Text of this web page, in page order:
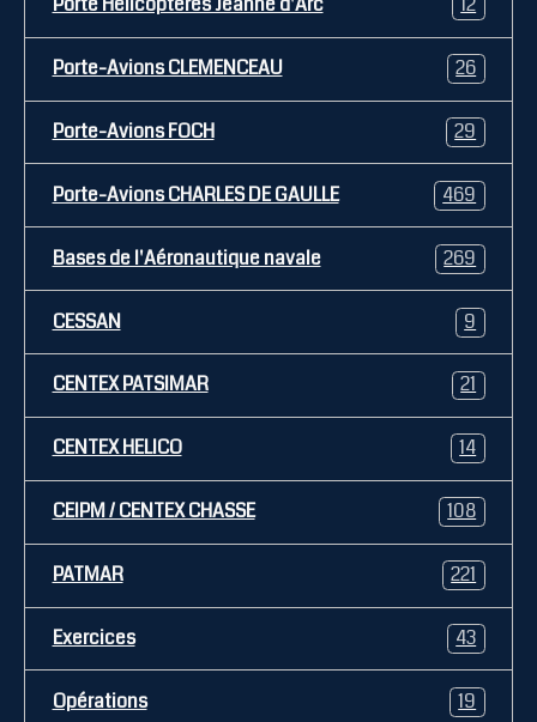
Porte-Avions CLEMENCEAU 26
Porte-Avions FOCH 29
Porte-Avions CHARLES DE GAULLE 469
Bases de l'Aéronautique navale 269
CESSAN 9
CENTEX PATSIMAR 21
CENTEX HELICO 14
CEIPM / CENTEX CHASSE 108
PATMAR 221
Exercices 43
Opérations 19